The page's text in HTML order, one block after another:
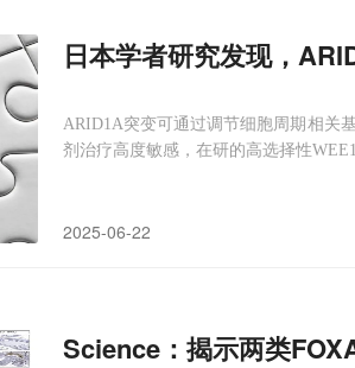
日本学者研究发现，
ARID1A突变可通过调节细胞周期相关
剂治疗高度敏感，在研的高选择性
2025-06-22
Science：揭示两类